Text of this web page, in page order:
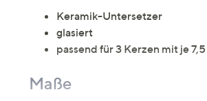
Keramik-Untersetzer
glasiert
passend für 3 Kerzen mit je
Maße